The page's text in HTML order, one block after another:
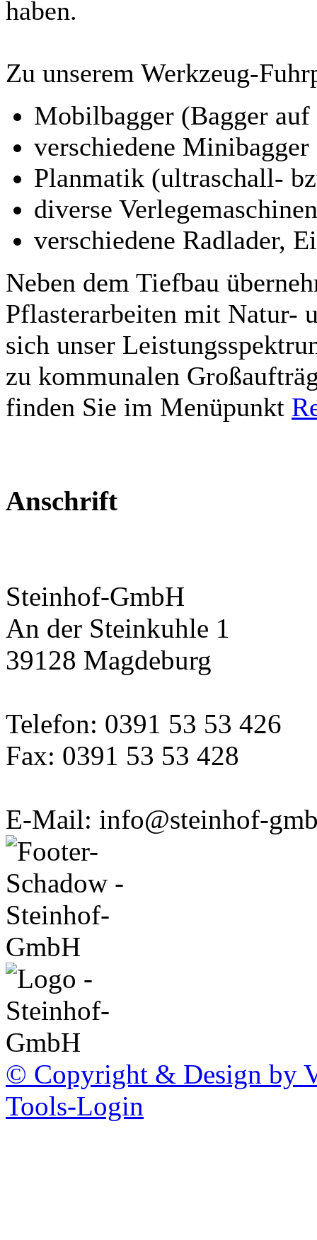
haben.
Zu unserem Werkzeug-
Mobilbagger (Bagger auf
verschiedene Minibagger
Planmatik (ultraschall-
diverse
verschiedene Radlader,
Neben dem Tiefbau
Pflasterarbeiten mit Natur-
sich unser
zu kommunalen
finden Sie im Menüpunkt
Anschrift
Steinhof-GmbH
An der Steinkuhle 1
39128 Magdeburg
Telefon: 0391 53 53 426
Fax: 0391 53 53 428
E-Mail: info@steinhof-
© Copyright & Design by
Tools-Login